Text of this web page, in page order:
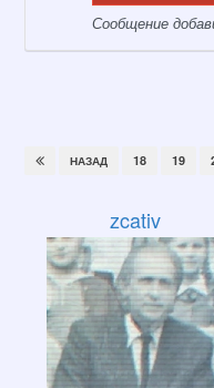
Сообщение
НАЗАД 18 19
zcativ